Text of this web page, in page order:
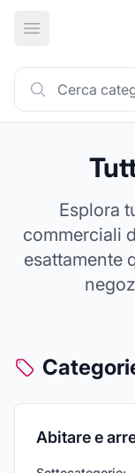
Apri menu
Esplora
commerciali
esattamente
Abitare e